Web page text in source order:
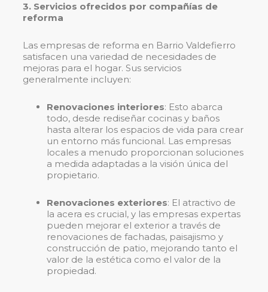
3. Servicios ofrecidos por compañías de
reforma
Las empresas de reforma en Barrio Valdefierro
satisfacen una variedad de necesidades de
mejoras para el hogar. Sus servicios
generalmente incluyen:
Renovaciones interiores: Esto abarca
todo, desde rediseñar cocinas y baños
hasta alterar los espacios de vida para crear
un entorno más funcional. Las empresas
locales a menudo proporcionan soluciones
a medida adaptadas a la visión única del
propietario.
Renovaciones exteriores: El atractivo de
la acera es crucial, y las empresas expertas
pueden mejorar el exterior a través de
renovaciones de fachadas, paisajismo y
construcción de patio, mejorando tanto el
valor de la estética como el valor de la
propiedad.